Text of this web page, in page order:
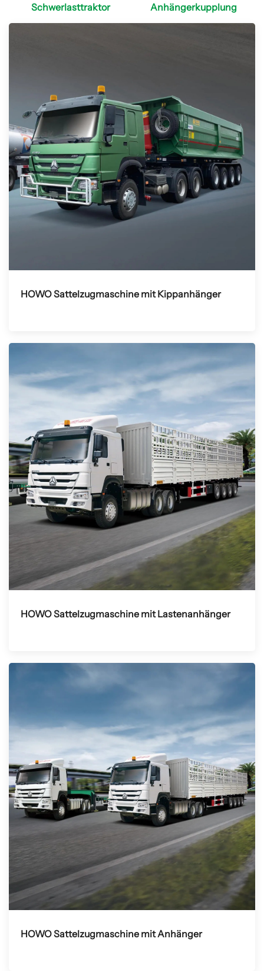
Schwerlasttraktor
Anhängerkupplung
HOWO Sattelzugmaschine mit Kippanhänger
HOWO Sattelzugmaschine mit Lastenanhänger
HOWO Sattelzugmaschine mit Anhänger